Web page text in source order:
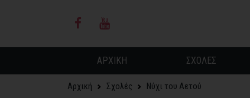
ΑΡΧΙΚΗ ΣΧΟΛΕΣ
Αρχική Σχολές Νύχι του Αετού